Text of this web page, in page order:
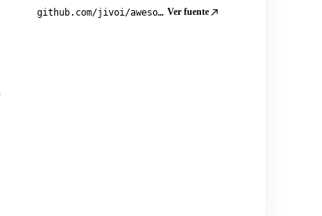
github.com/jivoi/awesome-osint Ver fuente